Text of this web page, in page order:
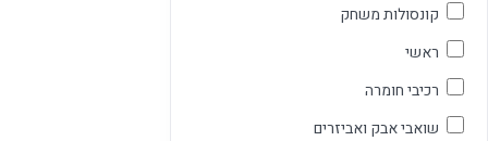
קונסולות משחק
ראשי
רכיבי חומרה
שואבי אבק ואביזרים